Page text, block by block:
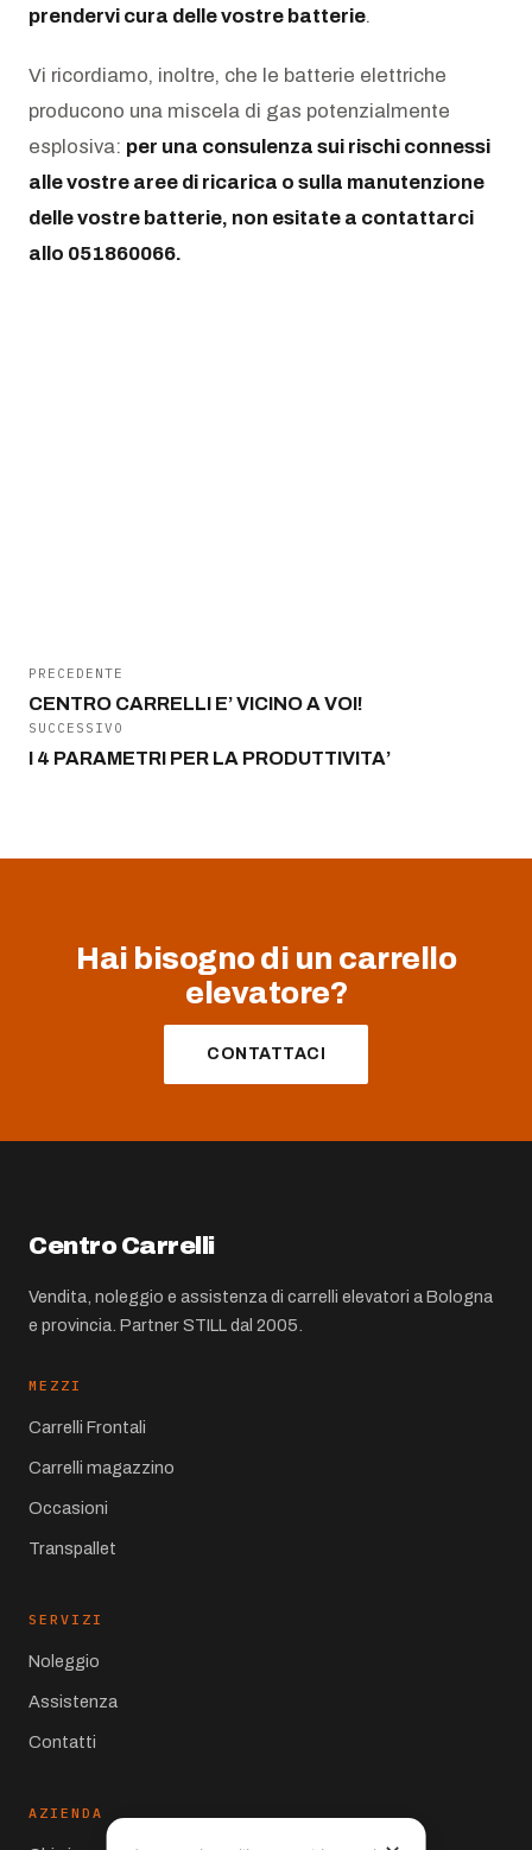
prendervi cura delle vostre batterie.
Vi ricordiamo, inoltre, che le batterie elettriche
producono una miscela di gas potenzialmente
esplosiva: per una consulenza sui rischi connessi
alle vostre aree di ricarica o sulla manutenzione
delle vostre batterie, non esitate a contattarci
allo 051860066.
PRECEDENTE
CENTRO CARRELLI E’ VICINO A VOI!
SUCCESSIVO
I 4 PARAMETRI PER LA PRODUTTIVITA’
Hai bisogno di un carrello
elevatore?
CONTATTACI
Centro Carrelli
Vendita, noleggio e assistenza di carrelli elevatori a Bologna
e provincia. Partner STILL dal 2005.
MEZZI
Carrelli Frontali
Carrelli magazzino
Occasioni
Transpallet
SERVIZI
Noleggio
Assistenza
Contatti
AZIENDA